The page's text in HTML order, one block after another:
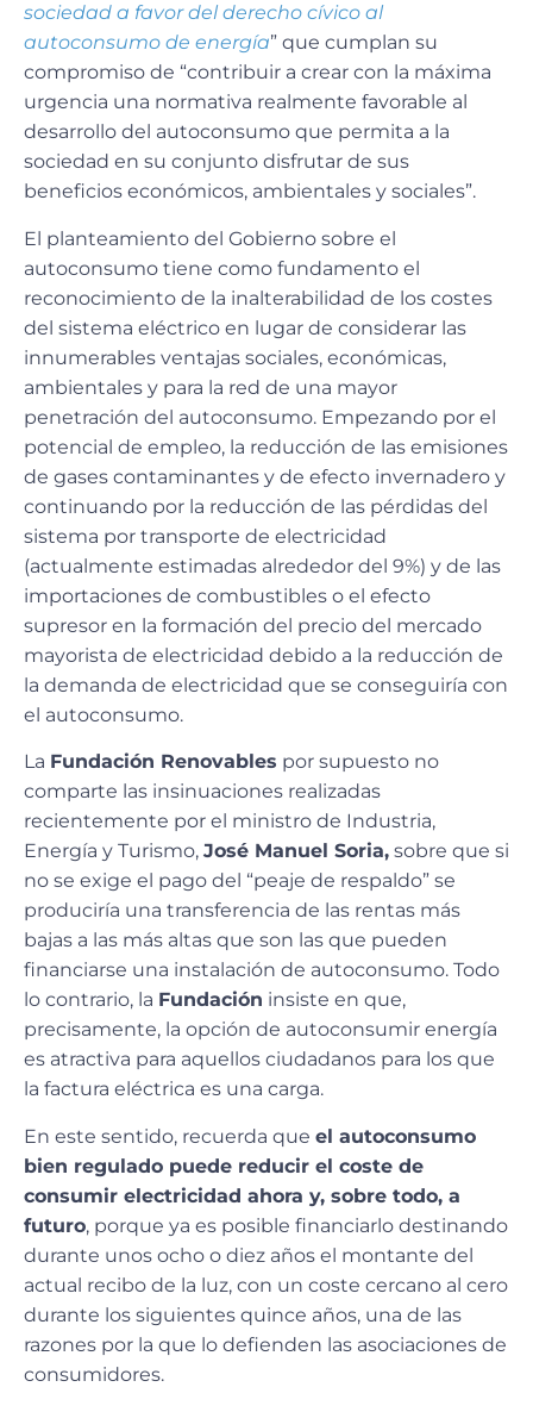
sociedad a favor del derecho cívico al
autoconsumo de energía” que cumplan su
compromiso de “contribuir a crear con la máxima
urgencia una normativa realmente favorable al
desarrollo del autoconsumo que permita a la
sociedad en su conjunto disfrutar de sus
beneficios económicos, ambientales y sociales”.
El planteamiento del Gobierno sobre el
autoconsumo tiene como fundamento el
reconocimiento de la inalterabilidad de los costes
del sistema eléctrico en lugar de considerar las
innumerables ventajas sociales, económicas,
ambientales y para la red de una mayor
penetración del autoconsumo. Empezando por el
potencial de empleo, la reducción de las emisiones
de gases contaminantes y de efecto invernadero y
continuando por la reducción de las pérdidas del
sistema por transporte de electricidad
(actualmente estimadas alrededor del 9%) y de las
importaciones de combustibles o el efecto
supresor en la formación del precio del mercado
mayorista de electricidad debido a la reducción de
la demanda de electricidad que se conseguiría con
el autoconsumo.
La Fundación Renovables por supuesto no
comparte las insinuaciones realizadas
recientemente por el ministro de Industria,
Energía y Turismo, José Manuel Soria, sobre que si
no se exige el pago del “peaje de respaldo” se
produciría una transferencia de las rentas más
bajas a las más altas que son las que pueden
financiarse una instalación de autoconsumo. Todo
lo contrario, la Fundación insiste en que,
precisamente, la opción de autoconsumir energía
es atractiva para aquellos ciudadanos para los que
la factura eléctrica es una carga.
En este sentido, recuerda que el autoconsumo
bien regulado puede reducir el coste de
consumir electricidad ahora y, sobre todo, a
futuro, porque ya es posible financiarlo destinando
durante unos ocho o diez años el montante del
actual recibo de la luz, con un coste cercano al cero
durante los siguientes quince años, una de las
razones por la que lo defienden las asociaciones de
consumidores.